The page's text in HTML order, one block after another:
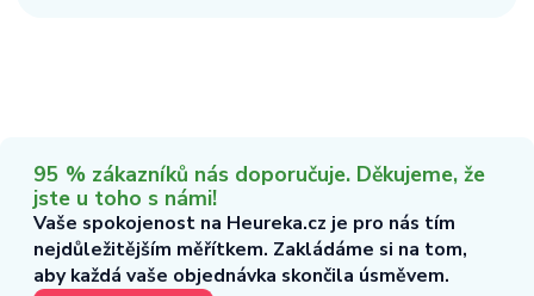
95 % zákazníků nás doporučuje. Děkujeme, že
jste u toho s námi!
Vaše spokojenost na Heureka.cz je pro nás tím
nejdůležitějším měřítkem. Zakládáme si na tom,
aby každá vaše objednávka skončila úsměvem.